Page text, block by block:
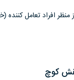
افراد تعامل کننده
کوچ